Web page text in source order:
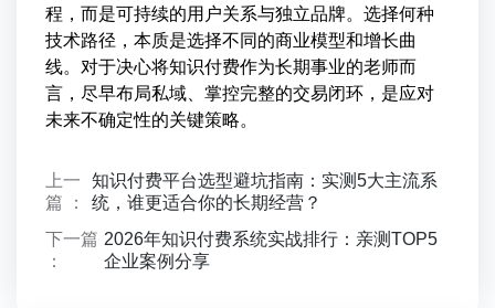
程，而是可持续的用户关系与独立品牌。选择何种
技术路径，本质是选择不同的商业模型和增长曲
线。对于决心将知识付费作为长期事业的老师而
言，尽早布局私域、掌控完整的交易闭环，是应对
未来不确定性的关键策略。
上一
篇 ：
知识付费平台选型避坑指南：实测5大主流系
统，谁更适合你的长期经营？
下一篇
：
2026年知识付费系统实战排行：亲测TOP5
企业案例分享